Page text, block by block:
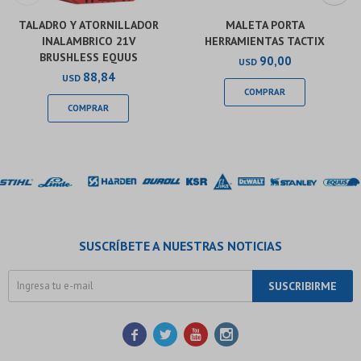
TALADRO Y ATORNILLADOR
INALAMBRICO 21V
BRUSHLESS EQUUS
USD 88,84
MALETA PORTA
HERRAMIENTAS TACTIX
USD 90,00
SUSCRÍBETE A NUESTRAS NOTICIAS
SUSCRIBIRME
   